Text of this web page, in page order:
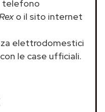
telefono
o il sito internet
elettrodomestici
le case ufficiali.